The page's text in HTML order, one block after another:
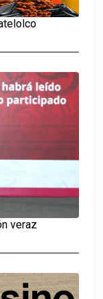
veraz